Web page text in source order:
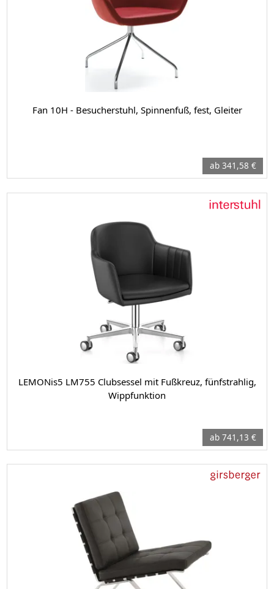
Fan 10H - Besucherstuhl, Spinnenfuß, fest, Gleiter
ab 341,58 €
LEMONis5 LM755 Clubsessel mit Fußkreuz, fünfstrahlig,
Wippfunktion
ab 741,13 €